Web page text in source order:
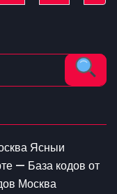
Ясныи
— База кодов от
Москва